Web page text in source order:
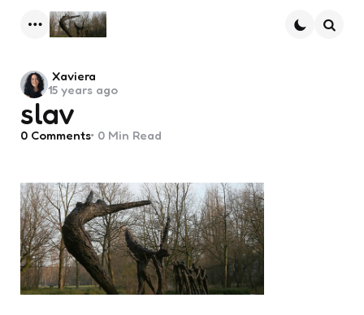
slav
Posted
by
Xaviera
15 years ago
0 Comments 0 Min Read